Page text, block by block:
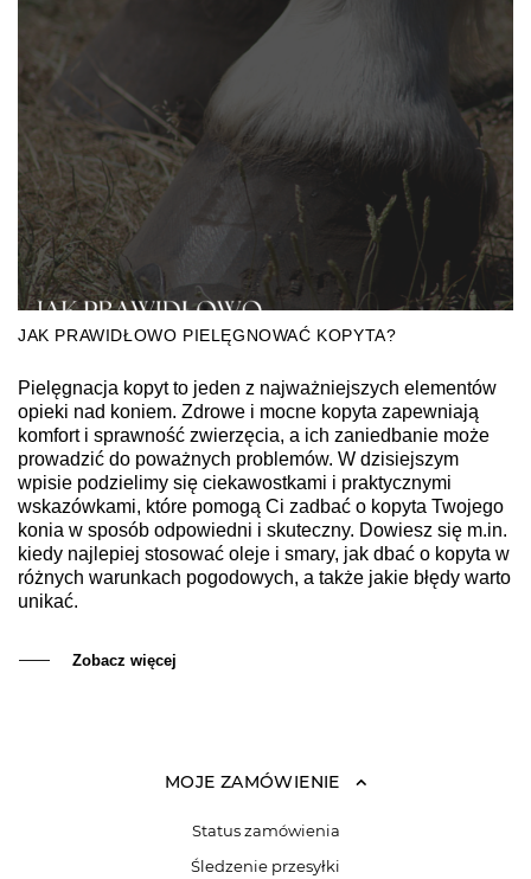
JAK PRAWIDŁOWO PIELĘGNOWAĆ KOPYTA?
Pielęgnacja kopyt to jeden z najważniejszych elementów
opieki nad koniem. Zdrowe i mocne kopyta zapewniają
komfort i sprawność zwierzęcia, a ich zaniedbanie może
prowadzić do poważnych problemów. W dzisiejszym
wpisie podzielimy się ciekawostkami i praktycznymi
wskazówkami, które pomogą Ci zadbać o kopyta Twojego
konia w sposób odpowiedni i skuteczny. Dowiesz się m.in.
kiedy najlepiej stosować oleje i smary, jak dbać o kopyta w
różnych warunkach pogodowych, a także jakie błędy warto
unikać.
Zobacz więcej
MOJE ZAMÓWIENIE
Status zamówienia
Śledzenie przesyłki